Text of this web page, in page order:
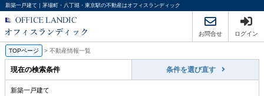
新築一戸建て｜茅場町・八丁堀・東京駅の不動産はオフィスランディック
お問合せ ログイン
TOPページ > 不動産情報一覧
現在の検索条件 条件を選び直す
新築一戸建て